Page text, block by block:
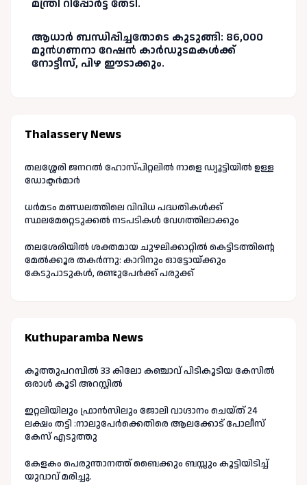
മന്ത്രി റിപ്പോർട്ട് തേടി.
ആധാർ ബന്ധിപ്പിച്ചതോടെ കുടുങ്ങി: 86,000
മുൻഗണനാ റേഷൻ കാർഡുടമകൾക്ക്
നോട്ടീസ്, പിഴ ഈടാക്കും.
Thalassery News
തലശ്ശേരി ജനറൽ ഹോസ്പിറ്റലിൽ നാളെ ഡ്യൂട്ടിയിൽ ഉള്ള
ഡോക്ടർമാർ
ധർമടം മണ്ഡലത്തിലെ വിവിധ പദ്ധതികൾക്ക്
സ്ഥലമേറ്റെടുക്കൽ നടപടികൾ വേഗത്തിലാക്കും
തലശേരിയിൽ ശക്തമായ ചുഴലിക്കാറ്റിൽ കെട്ടിടത്തിന്റെ
മേൽക്കൂര തകർന്നു: കാറിനും ഓട്ടോയ്ക്കും
കേടുപാടുകൾ, രണ്ടുപേർക്ക് പരുക്ക്
Kuthuparamba News
കൂത്തുപറമ്പിൽ 33 കിലോ കഞ്ചാവ് പിടികൂടിയ കേസിൽ
ഒരാൾ കൂടി അറസ്റ്റിൽ
ഇറ്റലിയിലും ഫ്രാൻസിലും ജോലി വാഗ്ദാനം ചെയ്ത് 24
ലക്ഷം തട്ടി :നാലുപേർക്കെതിരെ ആലക്കോട് പോലീസ്
കേസ് എടുത്തു
കേളകം പെരുന്താനത്ത് ബൈക്കും ബസ്സും കൂട്ടിയിടിച്ച്
യുവാവ് മരിച്ചു.